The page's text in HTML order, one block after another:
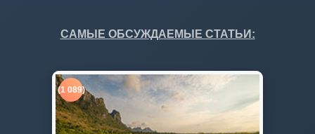
САМЫЕ ОБСУЖДАЕМЫЕ СТАТЬИ:
(1 089)